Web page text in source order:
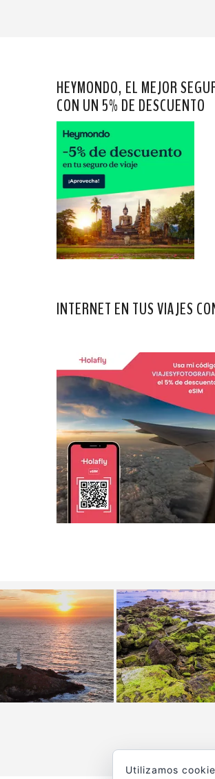
HEYMONDO, EL MEJOR
CON UN 5% DE DESCUENTO
INTERNET EN TUS VIAJES
Utilizamos